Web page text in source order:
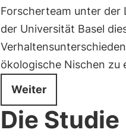
Forscherteam unter der
der Universität Basel
ökologische Nischen zu
Weiter
Die Studie